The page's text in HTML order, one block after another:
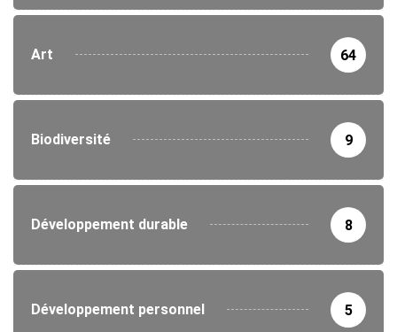
Art 64
Biodiversité 9
Développement durable 8
Développement personnel 5